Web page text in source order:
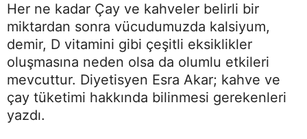
Her ne kadar Çay ve kahveler belirli bir
miktardan sonra vücudumuzda kalsiyum,
demir, D vitamini gibi çeşitli eksiklikler
oluşmasına neden olsa da olumlu etkileri
mevcuttur. Diyetisyen Esra Akar; kahve ve
çay tüketimi hakkında bilinmesi gerekenleri
yazdı.